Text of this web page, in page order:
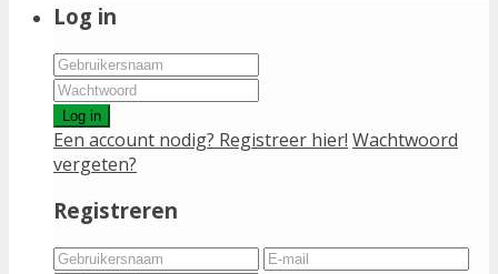
Log in
Log in
Een account nodig? Registreer hier! Wachtwoord
vergeten?
Registreren